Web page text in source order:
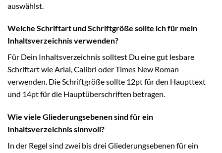
auswählst.
Welche Schriftart und Schriftgröße sollte ich für mein
Inhaltsverzeichnis verwenden?
Für Dein Inhaltsverzeichnis solltest Du eine gut lesbare
Schriftart wie Arial, Calibri oder Times New Roman
verwenden. Die Schriftgröße sollte 12pt für den Haupttext
und 14pt für die Hauptüberschriften betragen.
Wie viele Gliederungsebenen sind für ein
Inhaltsverzeichnis sinnvoll?
In der Regel sind zwei bis drei Gliederungsebenen für ein